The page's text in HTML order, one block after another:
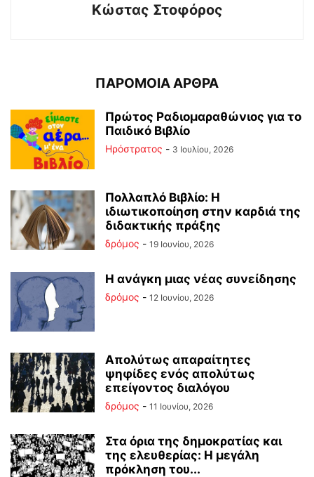
Κώστας Στοφόρος
ΠΑΡΟΜΟΙΑ ΑΡΘΡΑ
Πρώτος Ραδιομαραθώνιος για το
Παιδικό Βιβλίο
Ηρόστρατος - 3 Ιουλίου, 2026
Πολλαπλό Βιβλίο: Η
ιδιωτικοποίηση στην καρδιά της
διδακτικής πράξης
δρόμος - 19 Ιουνίου, 2026
Η ανάγκη μιας νέας συνείδησης
δρόμος - 12 Ιουνίου, 2026
Απολύτως απαραίτητες
ψηφίδες ενός απολύτως
επείγοντος διαλόγου
δρόμος - 11 Ιουνίου, 2026
Στα όρια της δημοκρατίας και
της ελευθερίας: Η μεγάλη
πρόκληση του...